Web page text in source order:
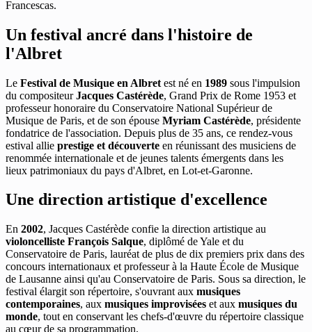
Francescas.
Un festival ancré dans l'histoire de
l'Albret
Le Festival de Musique en Albret est né en 1989 sous l'impulsion
du compositeurJacques Castérède, Grand Prix de Rome 1953 et
professeur honoraire du Conservatoire National Supérieur de
Musique de Paris, et de son épouse Myriam Castérède, présidente
fondatrice de l'association. Depuis plus de 35 ans, ce rendez-vous
estival allie prestige et découverte en réunissant des musiciens de
renommée internationale et de jeunes talents émergents dans les
lieux patrimoniaux du pays d'Albret, en Lot-et-Garonne.
Une direction artistique d'excellence
En 2002, Jacques Castérède confie la direction artistique au
violoncelliste François Salque, diplômé de Yale et du
Conservatoire de Paris, lauréat de plus de dix premiers prix dans des
concours internationaux et professeur à la Haute École de Musique
de Lausanne ainsi qu'au Conservatoire de Paris. Sous sa direction, le
festival élargit son répertoire, s'ouvrant aux musiques
contemporaines, aux musiques improvisées et aux musiques du
monde, tout en conservant les chefs-d'œuvre du répertoire classique
au cœur de sa programmation.